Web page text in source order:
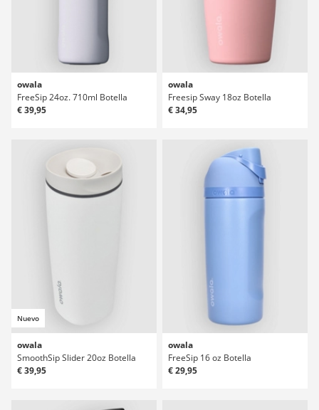
owala
FreeSip 24oz. 710ml Botella
€ 39,95
owala
Freesip Sway 18oz Botella
€ 34,95
Nuevo
owala
SmoothSip Slider 20oz Botella
€ 39,95
owala
FreeSip 16 oz Botella
€ 29,95